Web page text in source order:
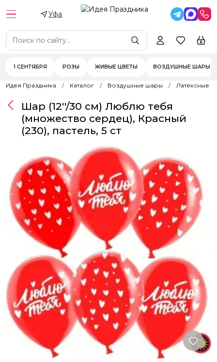
Уфа
1 СЕНТЯБРЯ РОЗЫ ЖИВЫЕ ЦВЕТЫ ВОЗДУШНЫЕ ШАРЫ
Идея Праздника Каталог Воздушные шары Латексные
Шар (12''/30 см) Люблю тебя
(множество сердец), Красный
(230), пастель, 5 ст